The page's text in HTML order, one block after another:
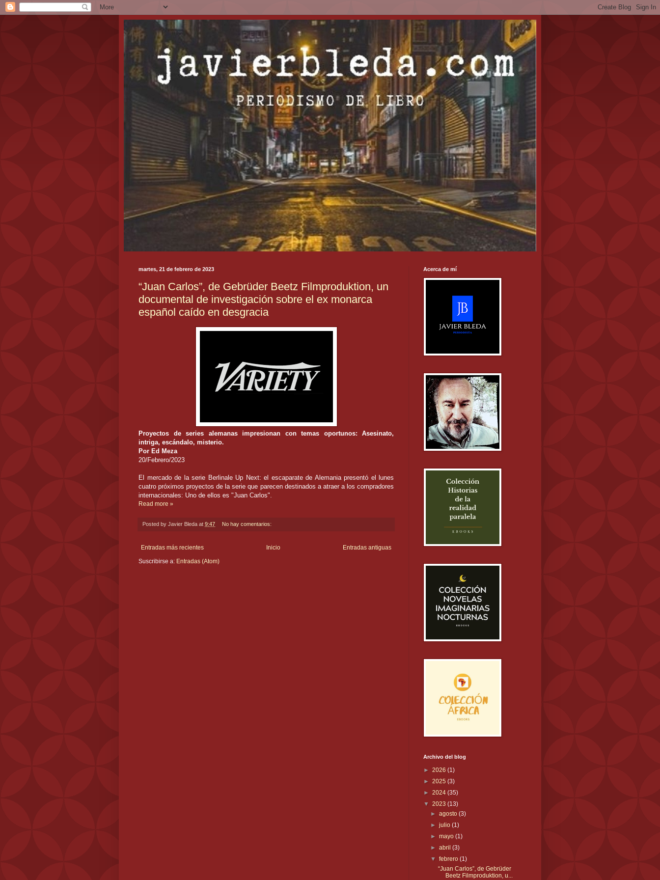
martes, 21 de febrero de 2023
“Juan Carlos”, de Gebrüder Beetz Filmproduktion, un
documental de investigación sobre el ex monarca
español caído en desgracia
Proyectos de series alemanas impresionan con temas oportunos: Asesinato,
intriga, escándalo, misterio.
Por Ed Meza
20/Febrero/2023
El mercado de la serie Berlinale Up Next: el escaparate de Alemania presentó el lunes
cuatro próximos proyectos de la serie que parecen destinados a atraer a los compradores
internacionales: Uno de ellos es "Juan Carlos".
Read more »
Posted by Javier Bleda at 9:47 No hay comentarios:
Entradas más recientes Entradas antiguas
Inicio
Suscribirse a: Entradas (Atom)
Acerca de mí
Archivo del blog
► 2026 (1)
► 2025 (3)
► 2024 (35)
▼ 2023 (13)
►agosto(3)
►julio(1)
►mayo(1)
►abril(3)
▼febrero(1)
“Juan Carlos”, de Gebrüder
Beetz Filmproduktion, u...